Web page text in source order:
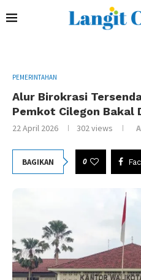
PEMERINTAHAN
Alur Birokrasi
Pemkot Cilegon Bakal
22 April 2026 302views
BAGIKAN 0